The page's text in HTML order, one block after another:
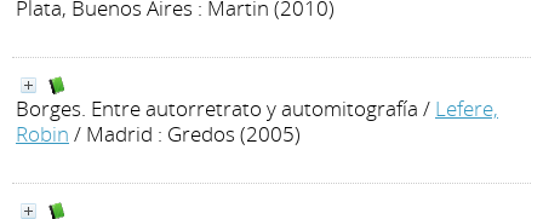
Plata, Buenos Aires : Martin (2010)
Borges. Entre autorretrato y automitografía / Lefere,
Robin / Madrid : Gredos (2005)